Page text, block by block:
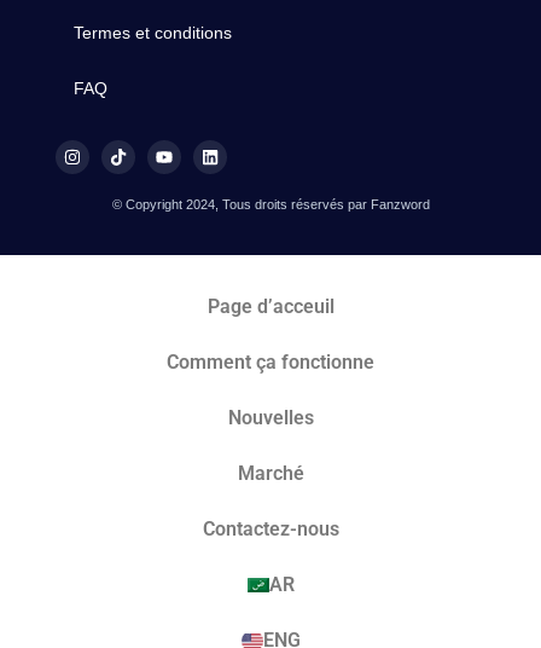
Termes et conditions
FAQ
© Copyright 2024, Tous droits réservés par Fanzword
Page d’acceuil
Comment ça fonctionne
Nouvelles
Marché​
Contactez-nous
AR
ENG